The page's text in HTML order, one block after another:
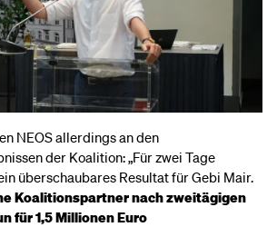
NEOS allerdings an den
der Koalition: „Für zwei Tage
überschaubares Resultat für Gebi Mair.
Koalitionspartner nach zweitägigen
für 1,5 Millionen Euro